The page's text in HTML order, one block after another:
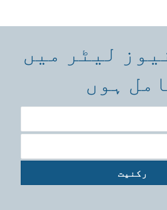
لیٹر میں
ہوں
رکنیت